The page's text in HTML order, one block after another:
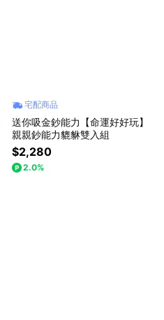
宅配商品
送你吸金鈔能力【命運好好玩】
親親鈔能力貔貅雙入組
$2,280
2.0%